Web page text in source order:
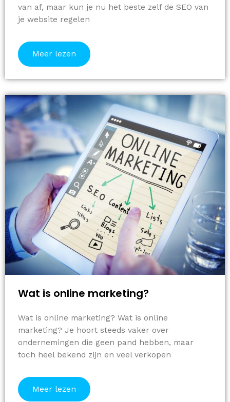
van af, maar kun je nu het beste zelf de SEO van
je website regelen
Meer lezen
Wat is online marketing?
Wat is online marketing? Wat is online
marketing? Je hoort steeds vaker over
ondernemingen die geen pand hebben, maar
toch heel bekend zijn en veel verkopen
Meer lezen